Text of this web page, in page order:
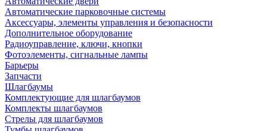
Автоматические парковочные системы
Аксессуары, элементы управления и безопасности
Дополнительное оборудование
Радиоуправление, ключи, кнопки
Фотоэлементы, сигнальные лампы
Барьеры
Запчасти
Шлагбаумы
Комплектующие для шлагбаумов
Комплекты шлагбаумов
Стрелы для шлагбаумов